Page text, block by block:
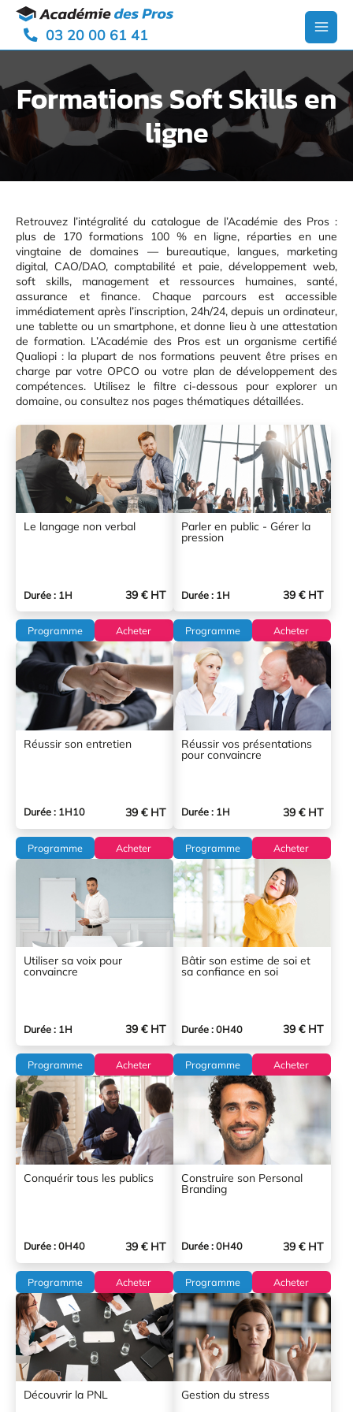
Aller
contenu
03 20 00 61 41
Main
Formations Soft Skills en
ligne
Retrouvez l’intégralité du catalogue de l’Académie des Pros :
plus de 170 formations 100 % en ligne, réparties en une
vingtaine de domaines — bureautique, langues, marketing
digital, CAO/DAO, comptabilité et paie, développement web,
soft skills, management et ressources humaines, santé,
assurance et finance. Chaque parcours est accessible
immédiatement après l’inscription, 24h/24, depuis un ordinateur,
une tablette ou un smartphone, et donne lieu à une attestation
de formation. L’Académie des Pros est un organisme certifié
Qualiopi : la plupart de nos formations peuvent être prises en
charge par votre OPCO ou votre plan de développement des
compétences. Utilisez le filtre ci-dessous pour explorer un
domaine, ou consultez nos pages thématiques détaillées.
Le langage non verbal
Durée : 1H 39 € HT
Programme Acheter
Parler en public - Gérer la
pression
Durée : 1H 39 € HT
Programme Acheter
Réussir son entretien
Durée : 1H10 39 € HT
Programme Acheter
Réussir vos présentations
pour convaincre
Durée : 1H 39 € HT
Programme Acheter
Utiliser sa voix pour
convaincre
Durée : 1H 39 € HT
Programme Acheter
Bâtir son estime de soi et
sa confiance en soi
Durée : 0H40 39 € HT
Programme Acheter
Conquérir tous les publics
Durée : 0H40 39 € HT
Programme Acheter
Construire son Personal
Branding
Durée : 0H40 39 € HT
Programme Acheter
Découvrir la PNL Gestion du stress
Panneau de gestion des cookies